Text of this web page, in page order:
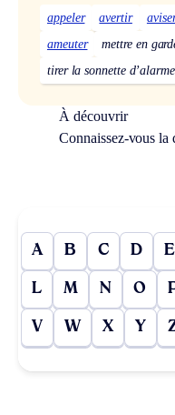
appeler avertir
ameuter
mettre en
tirer la sonnette d’alarme
À découvrir
Connaissez-vous
A B C D E
L M N O
V W X Y